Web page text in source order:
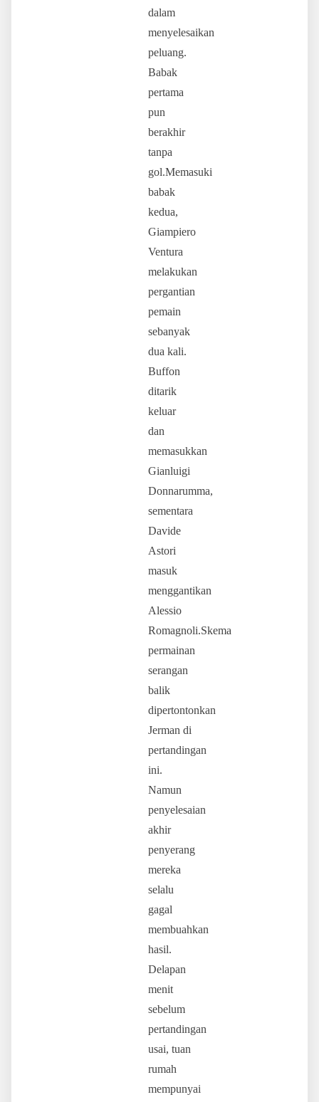
dalam
menyelesaikan
peluang.
Babak
pertama
pun
berakhir
tanpa
gol.Memasuki
babak
kedua,
Giampiero
Ventura
melakukan
pergantian
pemain
sebanyak
dua kali.
Buffon
ditarik
keluar
dan
memasukkan
Gianluigi
Donnarumma,
sementara
Davide
Astori
masuk
menggantikan
Alessio
Romagnoli.Skema
permainan
serangan
balik
dipertontonkan
Jerman di
pertandingan
ini.
Namun
penyelesaian
akhir
penyerang
mereka
selalu
gagal
membuahkan
hasil.
Delapan
menit
sebelum
pertandingan
usai, tuan
rumah
mempunyai